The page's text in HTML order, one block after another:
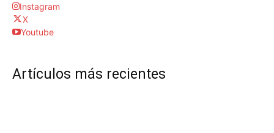
Instagram
X
Youtube
Artículos más recientes